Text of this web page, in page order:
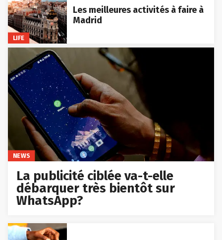
LIFE
Les meilleures activités à faire à
Madrid
NEWS
La publicité ciblée va-t-elle
débarquer très bientôt sur
WhatsApp?